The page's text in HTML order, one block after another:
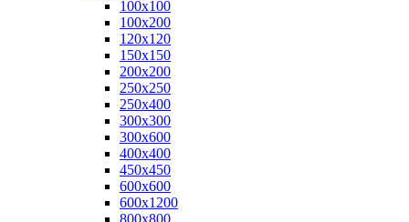
100х100
100х200
120х120
150х150
200х200
250х250
250х400
300х300
300х600
400х400
450х450
600х600
600х1200
800х800